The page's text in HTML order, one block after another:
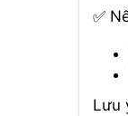
✅
Lưu